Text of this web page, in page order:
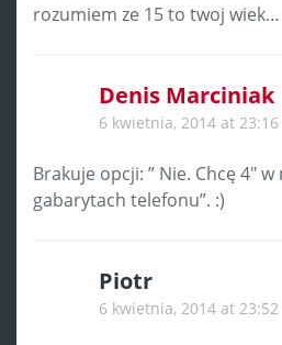
rozumiem ze 15 to twoj wiek…
Denis Marciniak
6 kwietnia, 2014 at 23:16
Brakuje opcji: ” Nie. Chcę 4″
gabarytach telefonu”. :)
Piotr
6 kwietnia, 2014 at 23:52